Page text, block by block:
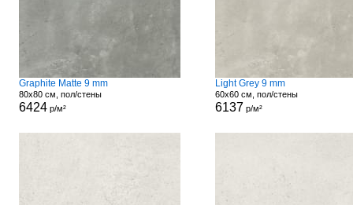
Graphite Matte 9 mm
80x80 см, пол/стены
6424р/м²
Light Grey 9 mm
60x60 см, пол/стены
6137 р/м²